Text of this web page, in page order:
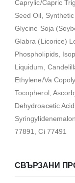
Caprylic/Capric
Seed Oil,
Glycine Soja
Glabra (Licorice)
Phospholipids,
Liquidum,
Ethylene/Va
Tocopherol,
Dehydroacetic
77891, Ci 77491
СВЪРЗАНИ